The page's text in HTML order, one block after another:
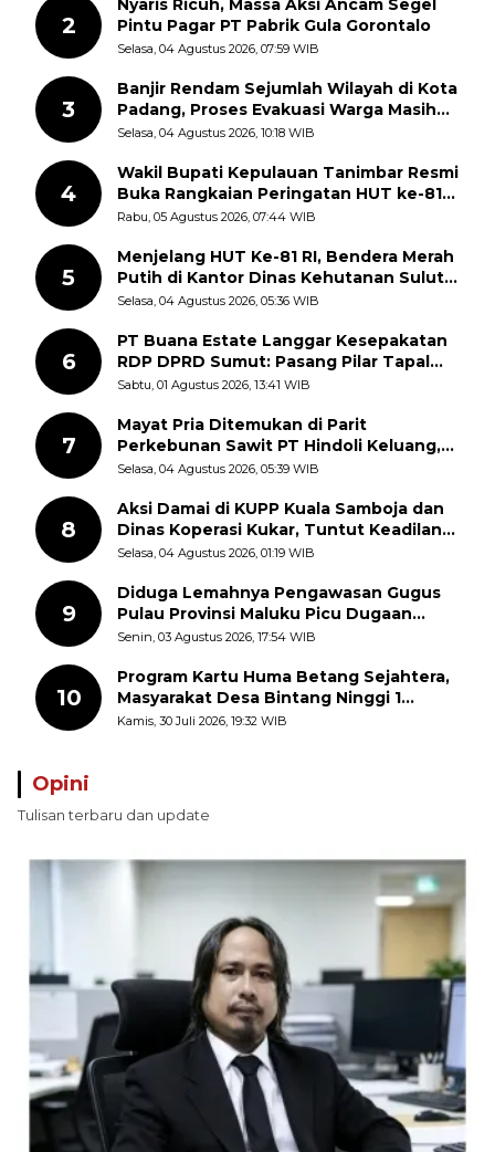
2
Nyaris Ricuh, Massa Aksi Ancam Segel
Pintu Pagar PT Pabrik Gula Gorontalo
Selasa, 04 Agustus 2026, 07:59 WIB
3
Banjir Rendam Sejumlah Wilayah di Kota
Padang, Proses Evakuasi Warga Masih
Berlangsung
Selasa, 04 Agustus 2026, 10:18 WIB
4
Wakil Bupati Kepulauan Tanimbar Resmi
Buka Rangkaian Peringatan HUT ke-81
Kemerdekaan RI, ASN Diajak Perkuat
Rabu, 05 Agustus 2026, 07:44 WIB
5
Menjelang HUT Ke-81 RI, Bendera Merah
Putih di Kantor Dinas Kehutanan Sulut
Disorot Warga
Selasa, 04 Agustus 2026, 05:36 WIB
6
PT Buana Estate Langgar Kesepakatan
RDP DPRD Sumut: Pasang Pilar Tapal
Batas Sepihak Tanpa Libatkan
Sabtu, 01 Agustus 2026, 13:41 WIB
7
Mayat Pria Ditemukan di Parit
Perkebunan Sawit PT Hindoli Keluang,
Polisi Selidiki Penyebab Kematian
Selasa, 04 Agustus 2026, 05:39 WIB
8
Aksi Damai di KUPP Kuala Samboja dan
Dinas Koperasi Kukar, Tuntut Keadilan
dan Kesempatan Kerja yang Adil
Selasa, 04 Agustus 2026, 01:19 WIB
9
Diduga Lemahnya Pengawasan Gugus
Pulau Provinsi Maluku Picu Dugaan
Pungli terhadap Nelayan Bale-Bale di
Senin, 03 Agustus 2026, 17:54 WIB
10
Program Kartu Huma Betang Sejahtera,
Masyarakat Desa Bintang Ninggi 1
Terima Sembako dan Uang Tunai
Kamis, 30 Juli 2026, 19:32 WIB
Opini
Tulisan terbaru dan update